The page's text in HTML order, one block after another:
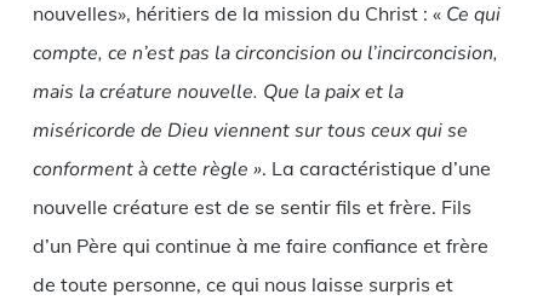
nouvelles», héritiers de la mission du Christ : « Ce qui
compte, ce n’est pas la circoncision ou l’incirconcision,
mais la créature nouvelle. Que la paix et la
miséricorde de Dieu viennent sur tous ceux qui se
conforment à cette règle ». La caractéristique d’une
nouvelle créature est de se sentir fils et frère. Fils
d’un Père qui continue à me faire confiance et frère
de toute personne, ce qui nous laisse surpris et